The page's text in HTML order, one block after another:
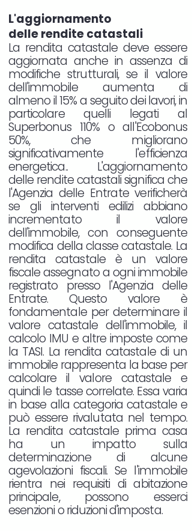
L'aggiornamento
delle rendite catastali
La rendita catastale deve essere
aggiornata anche in assenza di
modifiche strutturali, se il valore
dell'immobile aumenta di
almeno il 15% a seguito dei lavori, in
particolare quelli legati al
Superbonus 110% o all'Ecobonus
50%, che migliorano
significativamente l'efficienza
energetica.. L'aggiornamento
delle rendite catastali significa che
l'Agenzia delle Entrate verificherà
se gli interventi edilizi abbiano
incrementato il valore
dell'immobile, con conseguente
modifica della classe catastale. La
rendita catastale è un valore
fiscale assegnato a ogni immobile
registrato presso l'Agenzia delle
Entrate. Questo valore è
fondamentale per determinare il
valore catastale dell'immobile, il
calcolo IMU e altre imposte come
la TASI. La rendita catastale di un
immobile rappresenta la base per
calcolare il valore catastale e
quindi le tasse correlate. Essa varia
in base alla categoria catastale e
può essere rivalutata nel tempo.
La rendita catastale prima casa
ha un impatto sulla
determinazione di alcune
agevolazioni fiscali. Se l'immobile
rientra nei requisiti di abitazione
principale, possono esserci
esenzioni o riduzioni d'imposta.